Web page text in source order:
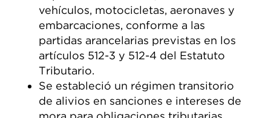
vehículos, motocicletas, aeronaves y
embarcaciones, conforme a las
partidas arancelarias previstas en los
artículos 512-3 y 512-4 del Estatuto
Tributario.
Se estableció un régimen transitorio
de alivios en sanciones e intereses de